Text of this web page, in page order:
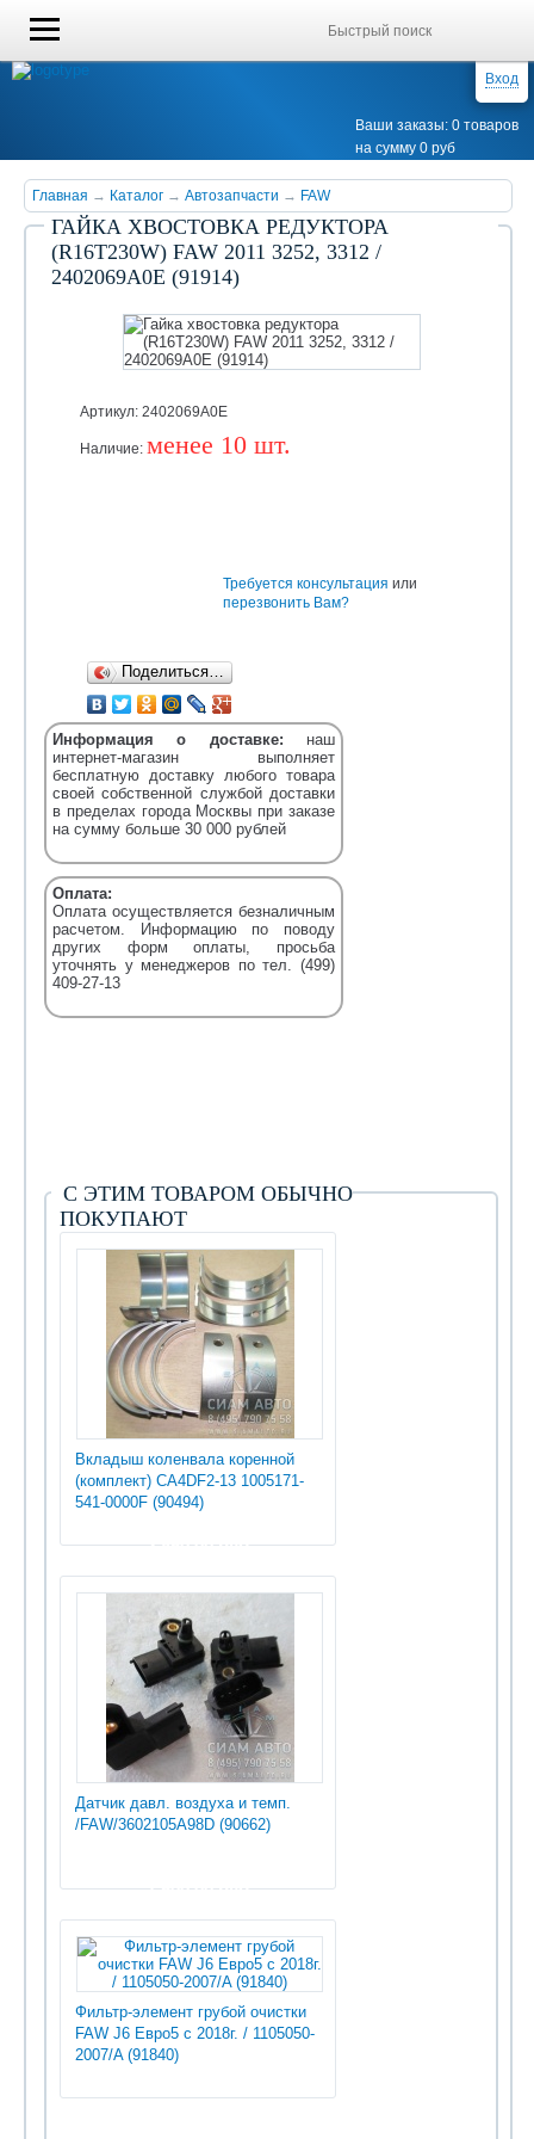
Вход
Ваши заказы: 0 товаров
на сумму 0 руб
Главная → Каталог → Автозапчасти → FAW
ГАЙКА ХВОСТОВКА РЕДУКТОРА
(R16T230W) FAW 2011 3252, 3312 /
2402069A0E (91914)
Артикул: 2402069A0E
Наличие: менее 10 шт.
Поделиться…
Требуется консультация или
перезвонить Вам?
Информация о доставке: наш
интернет-магазин выполняет
бесплатную доставку любого товара
своей собственной службой доставки
в пределах города Москвы при заказе
на сумму больше 30 000 рублей
Оплата:
Оплата осуществляется безналичным
расчетом. Информацию по поводу
других форм оплаты, просьба
уточнять у менеджеров по тел. (499)
409-27-13
С ЭТИМ ТОВАРОМ ОБЫЧНО
ПОКУПАЮТ
Вкладыш коленвала коренной
(комплект) CA4DF2-13 1005171-
541-0000F (90494)
2 850.00 руб
Датчик давл. воздуха и темп.
/FAW/3602105A98D (90662)
1 500.00 руб
Фильтр-элемент грубой очистки
FAW J6 Евро5 c 2018г. / 1105050-
2007/A (91840)